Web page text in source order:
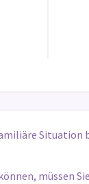
müssen